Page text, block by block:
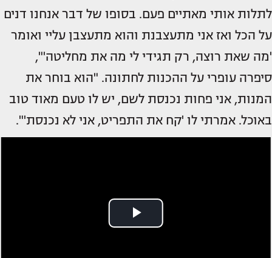
לתלות אותי מאתיים פעם. בסופו של דבר אנחנו דנים
על הכל ואז אני מתעצבנת והוא מתעצבן עליי ואומר
'מה שאת רוצה, רק תגידי לי מה את מחליטה'",
סיפרה עופרי על ההכנות לחתונה. "הוא בוחר את
המנות, אני פחות נכנסת לשם, יש לו טעם מאוד טוב
באוכל. אמרתי לו 'קח את התפריט, אני לא נכנסת'".